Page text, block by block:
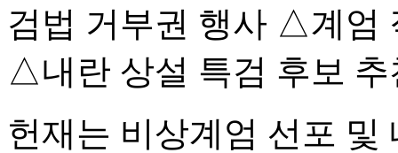
검법 거부권 행사 △계엄
△내란 상설 특검 후보
헌재는 비상계엄 선포 및